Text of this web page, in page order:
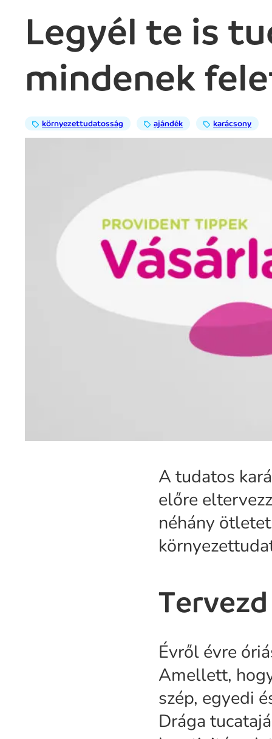
Legyél te is
mindenek
környezettudatosság ajándék karácsony
A tudatos
előre
néhány
Évről évre
Amellett,
szép, egyedi
Drága